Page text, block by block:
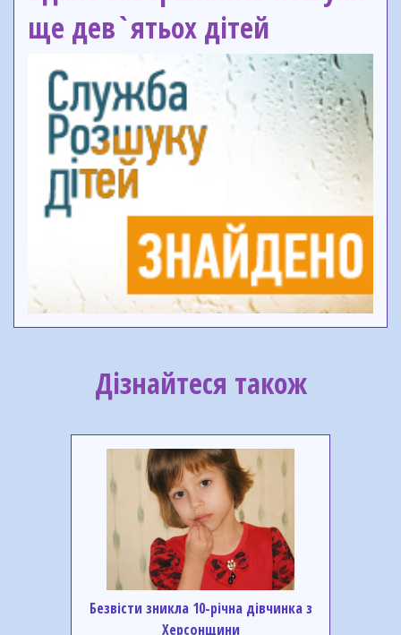
ще дев`ятьох дітей
Дізнайтеся також
Безвісти зникла 10-річна дівчинка з
Херсонщини